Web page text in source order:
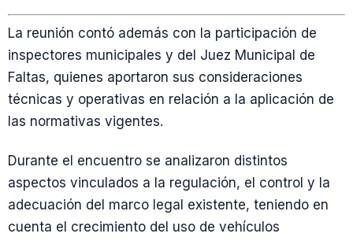
La reunión contó además con la participación de
inspectores municipales y del Juez Municipal de
Faltas, quienes aportaron sus consideraciones
técnicas y operativas en relación a la aplicación de
las normativas vigentes.
Durante el encuentro se analizaron distintos
aspectos vinculados a la regulación, el control y la
adecuación del marco legal existente, teniendo en
cuenta el crecimiento del uso de vehículos